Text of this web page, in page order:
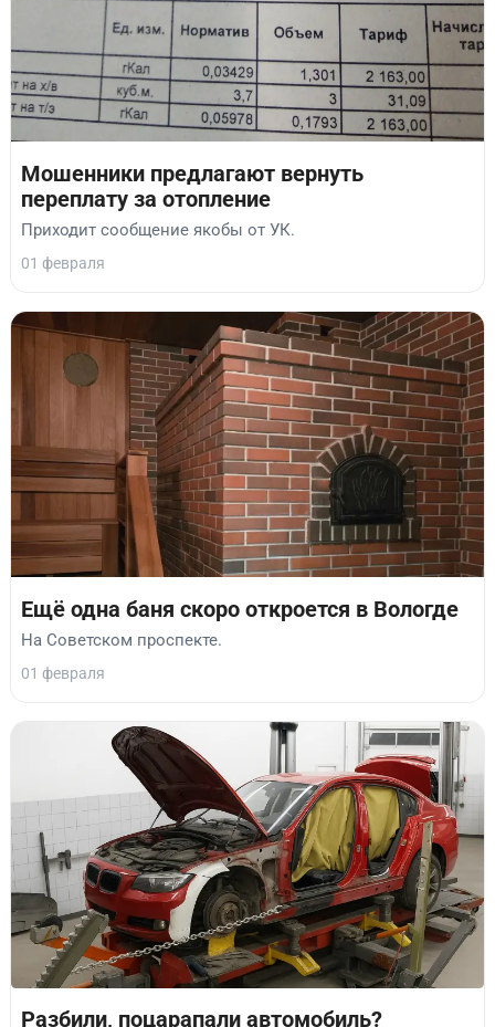
Мошенники предлагают вернуть
переплату за отопление
Приходит сообщение якобы от УК.
01 февраля
Ещё одна баня скоро откроется в Вологде
На Советском проспекте.
01 февраля
Разбили, поцарапали автомобиль?